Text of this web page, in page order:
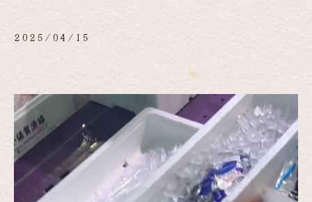
2025/04/15